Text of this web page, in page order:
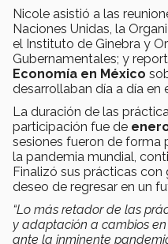
Nicole asistió a las
Naciones Unidas, la
el Instituto de Ginebra y
Gubernamentales; y
Economía en México
desarrollaban día a día en
La duración de las
participación fue de
sesiones fueron de forma
la pandemia mundial,
Finalizó sus prácticas
deseo de regresar en un
“Lo más retador de las
y adaptación a cambios
ante la inminente